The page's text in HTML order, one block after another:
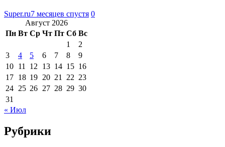
Super.ru7 месяцев спустя 0
Август 2026
Пн Вт Ср Чт Пт Сб Вс
1
2
3
4 5 6 7 8
9
10 11 12 13 14 15 16
17 18 19 20 21 22 23
24 25 26 27 28 29 30
31
« Июл
Рубрики